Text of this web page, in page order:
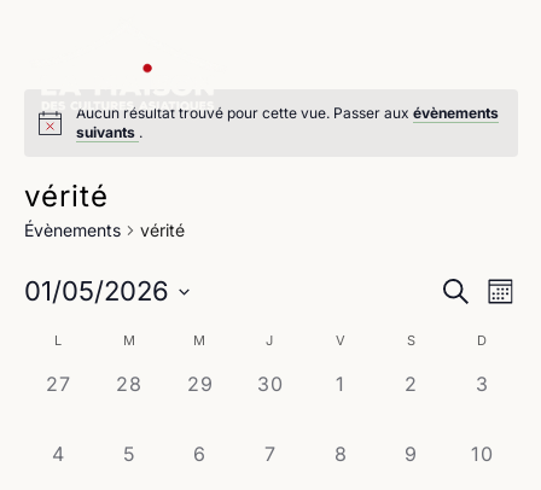
Aucun résultat trouvé pour cette vue. Passer aux évènements
suivants .
vérité
Évènements vérité
vues
Recherche
Mois
01/05/2026
date.
Calendrier
de
Évènements
L M M J V S D
0
27
0
28
0
29
0
30
0
1
0
2
0
3
0
4
0
5
0
6
0
7
0
8
0
9
0
10